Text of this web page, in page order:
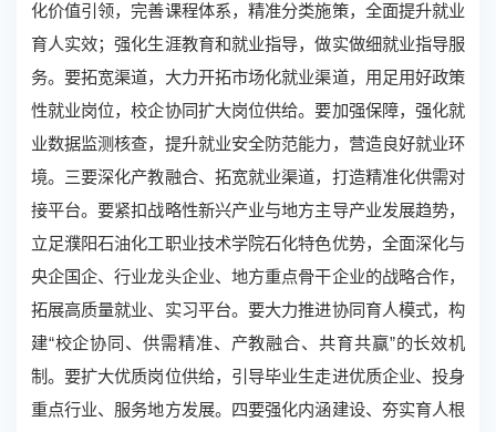
化价值引领，完善课程体系，精准分类施策，全面提升就业
育人实效；强化生涯教育和就业指导，做实做细就业指导服
务。要拓宽渠道，大力开拓市场化就业渠道，用足用好政策
性就业岗位，校企协同扩大岗位供给。要加强保障，强化就
业数据监测核查，提升就业安全防范能力，营造良好就业环
境。三要深化产教融合、拓宽就业渠道，打造精准化供需对
接平台。要紧扣战略性新兴产业与地方主导产业发展趋势，
立足濮阳石油化工职业技术学院石化特色优势，全面深化与
央企国企、行业龙头企业、地方重点骨干企业的战略合作，
拓展高质量就业、实习平台。要大力推进协同育人模式，构
建“校企协同、供需精准、产教融合、共育共赢”的长效机
制。要扩大优质岗位供给，引导毕业生走进优质企业、投身
重点行业、服务地方发展。四要强化内涵建设、夯实育人根